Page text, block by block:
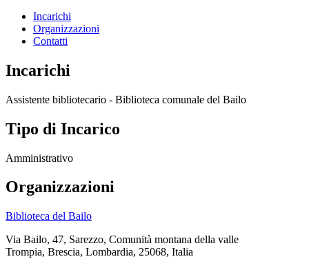
Incarichi
Organizzazioni
Contatti
Incarichi
Assistente bibliotecario - Biblioteca comunale del Bailo
Tipo di Incarico
Amministrativo
Organizzazioni
Biblioteca del Bailo
Via Bailo, 47, Sarezzo, Comunità montana della valle
Trompia, Brescia, Lombardia, 25068, Italia